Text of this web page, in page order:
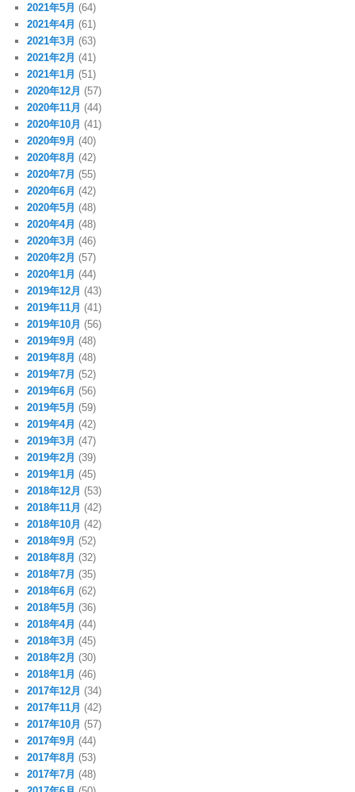
2021年5月 (64)
2021年4月 (61)
2021年3月 (63)
2021年2月 (41)
2021年1月 (51)
2020年12月 (57)
2020年11月 (44)
2020年10月 (41)
2020年9月 (40)
2020年8月 (42)
2020年7月 (55)
2020年6月 (42)
2020年5月 (48)
2020年4月 (48)
2020年3月 (46)
2020年2月 (57)
2020年1月 (44)
2019年12月 (43)
2019年11月 (41)
2019年10月 (56)
2019年9月 (48)
2019年8月 (48)
2019年7月 (52)
2019年6月 (56)
2019年5月 (59)
2019年4月 (42)
2019年3月 (47)
2019年2月 (39)
2019年1月 (45)
2018年12月 (53)
2018年11月 (42)
2018年10月 (42)
2018年9月 (52)
2018年8月 (32)
2018年7月 (35)
2018年6月 (62)
2018年5月 (36)
2018年4月 (44)
2018年3月 (45)
2018年2月 (30)
2018年1月 (46)
2017年12月 (34)
2017年11月 (42)
2017年10月 (57)
2017年9月 (44)
2017年8月 (53)
2017年7月 (48)